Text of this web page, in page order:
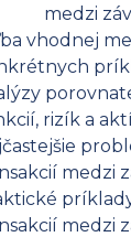
medzi
vhodnej
rizík a
medzi
medzi